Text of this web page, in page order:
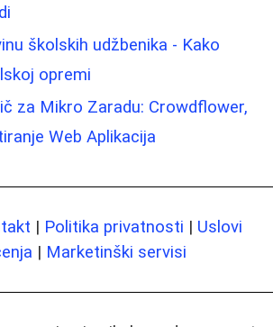
školskih udžbenika - Kako
opremi
za Mikro Zaradu: Crowdflower,
Web Aplikacija
| Politika privatnosti | Uslovi
| Marketinški servisi